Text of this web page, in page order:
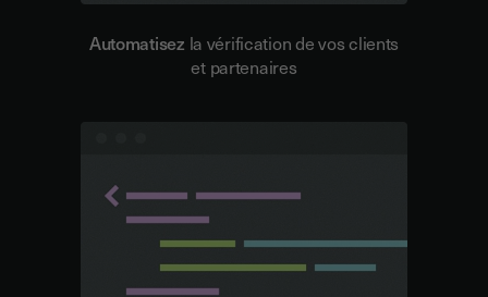
Automatisez la vérification de vos clients
et partenaires